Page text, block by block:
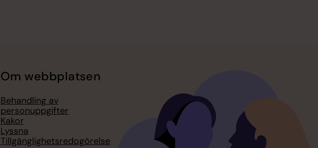
Om webbplatsen
Behandling av
personuppgifter
Kakor
Lyssna
Tillgänglighetsredogörelse